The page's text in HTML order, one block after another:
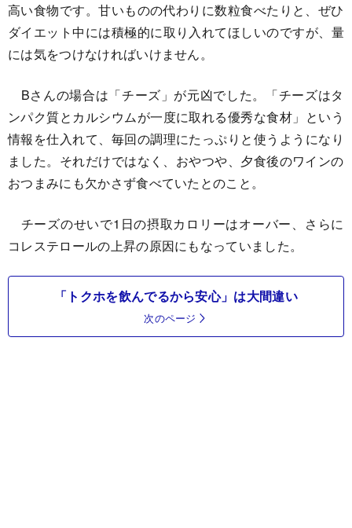
高い食物です。甘いものの代わりに数粒食べたりと、 ぜひ
ダイエット中には積極的に取り入れてほしいのですが、 量
には気をつけなければいけません。
Bさんの場合は「チーズ」が元凶でした。「チーズはタ
ンパク質とカルシウムが一度に取れる優秀な食材」 という
情報を仕入れて、 毎回の調理にたっぷりと使うようになり
ました。 それだけではなく、おやつや、 夕食後のワインの
おつまみにも欠かさず食べていたとのこと。
チーズのせいで1日の摂取カロリーはオーバー、 さらに
コレステロールの上昇の原因にもなっていました。
「トクホを飲んでるから安心」は大間違い
次のページ